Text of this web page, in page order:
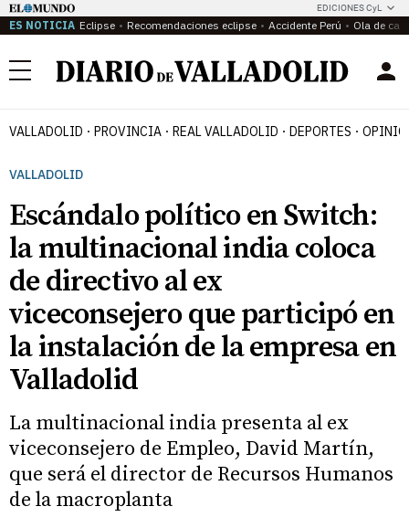
EDICIONES CyL
ES NOTICIA Eclipse Recomendaciones eclipse Accidente Perú Ola de
Menú
VALLADOLID PROVINCIA REAL VALLADOLID DEPORTES
VALLADOLID
Escándalo político en Switch:
la multinacional india coloca
de directivo al ex
viceconsejero que participó en
la instalación de la empresa en
Valladolid
La multinacional india presenta al ex
viceconsejero de Empleo, David Martín,
que será el director de Recursos Humanos
de la macroplanta